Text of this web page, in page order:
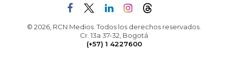
© 2026, RCN Medios. Todos los derechos reservados.
Cr. 13a 37-32, Bogotá
(+57) 1 4227600